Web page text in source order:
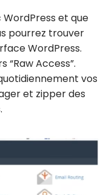
et que
pourrez trouver
WordPress.
“Raw Access”.
vos
et zipper des